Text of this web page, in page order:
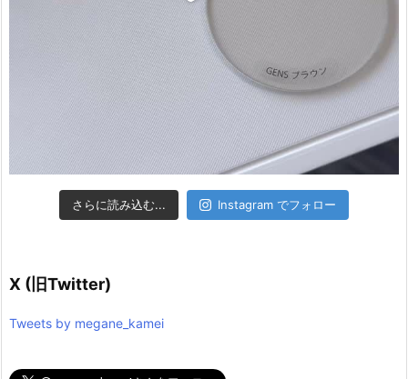
さらに読み込む... Instagram でフォロー
X (旧Twitter)
Tweets by megane_kamei